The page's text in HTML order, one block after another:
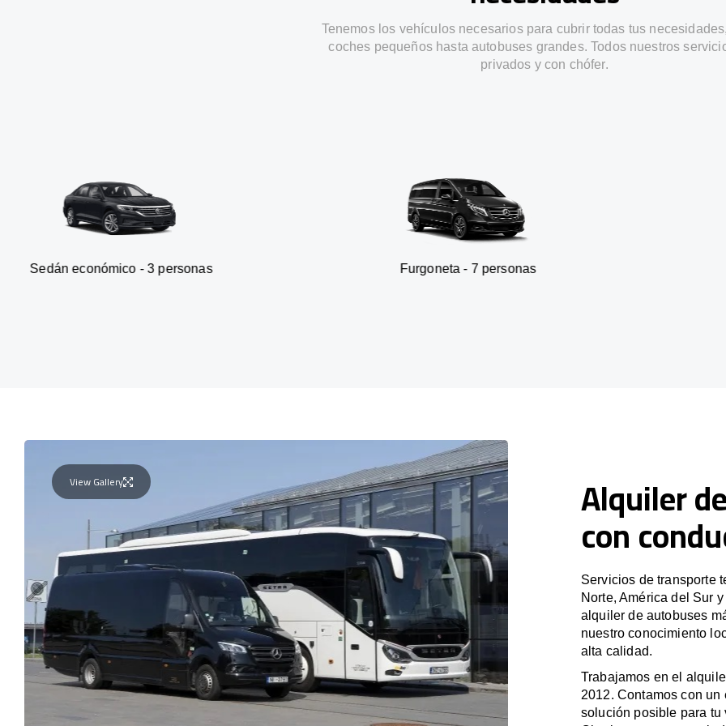
Tenemos los vehículos necesarios para cubrir todas tus
coches pequeños hasta autobuses grandes. Todos nuestros
privados y con chófer.
- 3 personas Furgoneta - 7 personas SUV - 3
View Gallery Alquiler
con
Servicios de transporte
Norte, América del Sur
alquiler de autobuses
nuestro conocimiento
alta calidad.
Trabajamos en el
2012. Contamos con
solución posible para tu